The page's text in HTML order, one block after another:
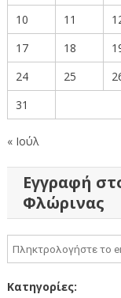
10
11
17
18
24
25
31
« Ιούλ
Εγγραφή
Φλώρινας
Κατηγορίες: